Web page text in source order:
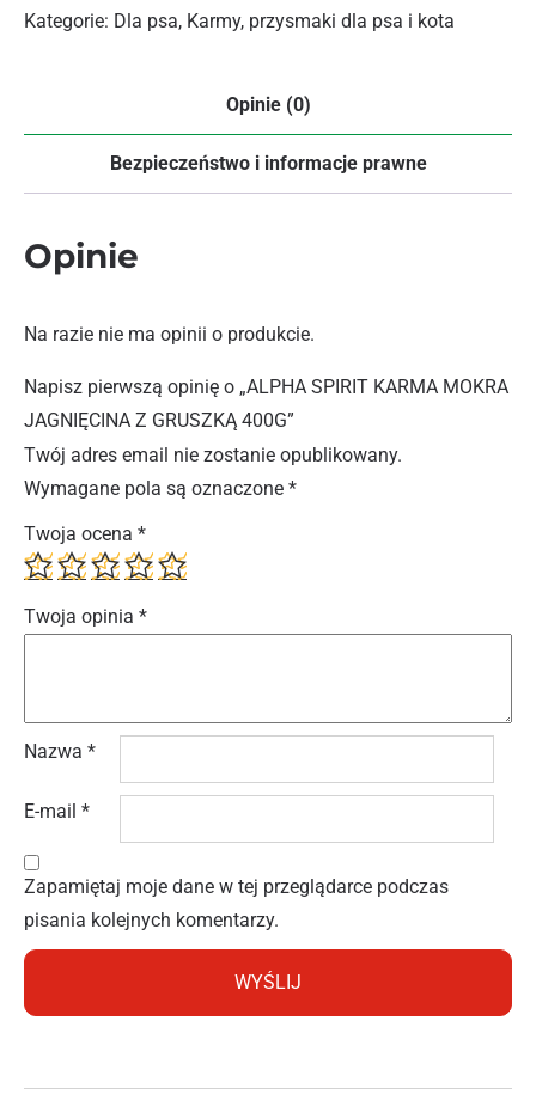
Kategorie: Dla psa, Karmy, przysmaki dla psa i kota
Opinie (0)
Bezpieczeństwo i informacje prawne
Opinie
Na razie nie ma opinii o produkcie.
Napisz pierwszą opinię o „ALPHA SPIRIT KARMA MOKRA
JAGNIĘCINA Z GRUSZKĄ 400G”
Twój adres email nie zostanie opublikowany.
Wymagane pola są oznaczone *
Twoja ocena *
Twoja opinia *
Nazwa *
E-mail *
Zapamiętaj moje dane w tej przeglądarce podczas
pisania kolejnych komentarzy.